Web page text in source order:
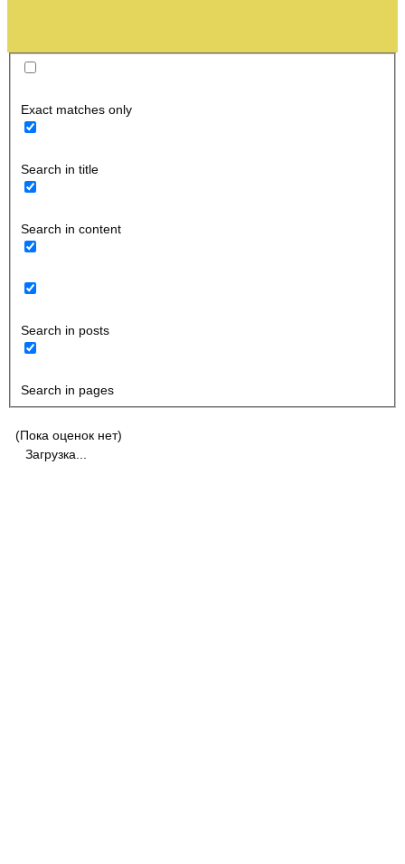
Exact matches only
Search in title
Search in content
Search in posts
Search in pages
(Пока оценок нет)
Загрузка...